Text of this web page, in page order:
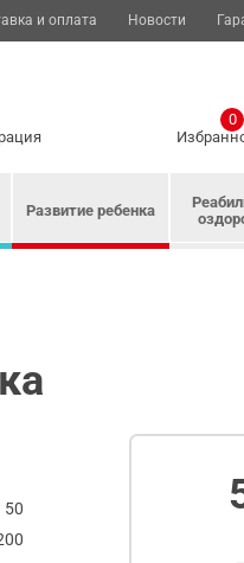
и оплата Новости
0
Развитие ребенка
50